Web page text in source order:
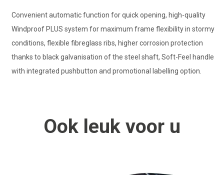
Convenient automatic function for quick opening, high-quality
Windproof PLUS system for maximum frame flexibility in stormy
conditions, flexible fibreglass ribs, higher corrosion protection
thanks to black galvanisation of the steel shaft, Soft-Feel handle
with integrated pushbutton and promotional labelling option.
Ook leuk voor u